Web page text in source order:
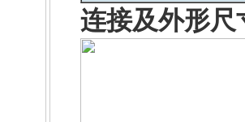
连接及外形尺